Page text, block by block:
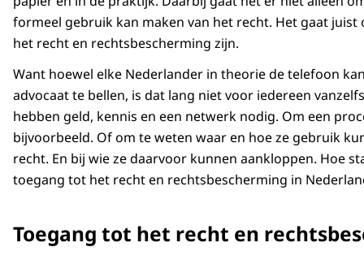
formeel gebruik kan maken van het recht. Het gaat juist
het recht en rechtsbescherming zijn.
Want hoewel elke Nederlander in theorie de telefoon
advocaat te bellen, is dat lang niet voor iedereen
hebben geld, kennis en een netwerk nodig. Om een
bijvoorbeeld. Of om te weten waar en hoe ze gebruik
recht. En bij wie ze daarvoor kunnen aankloppen. Hoe
toegang tot het recht en rechtsbescherming in
Toegang tot het recht en